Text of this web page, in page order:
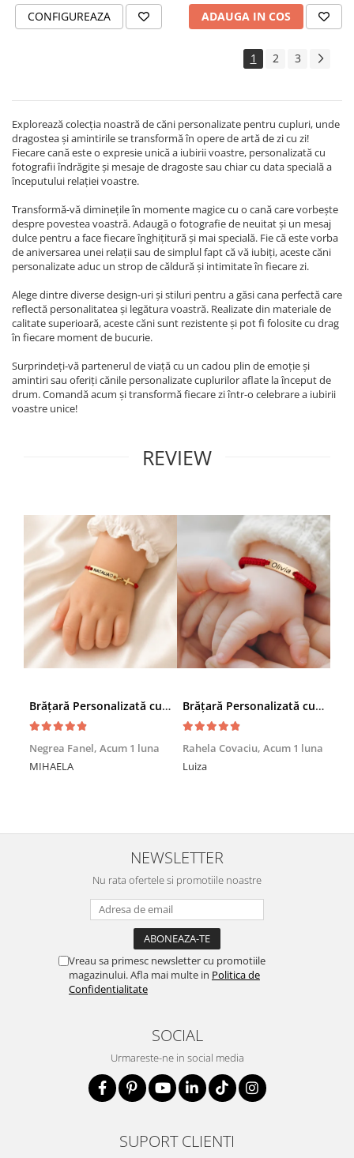
CONFIGUREAZA ADAUGA IN COS
1 2 3
Explorează colecția noastră de căni personalizate pentru cupluri, unde
dragostea și amintirile se transformă în opere de artă de zi cu zi!
Fiecare cană este o expresie unică a iubirii voastre, personalizată cu
fotografii îndrăgite și mesaje de dragoste sau chiar cu data specială a
începutului relației voastre.
Transformă-vă diminețile în momente magice cu o cană care vorbește
despre povestea voastră. Adaugă o fotografie de neuitat și un mesaj
dulce pentru a face fiecare înghițitură și mai specială. Fie că este vorba
de aniversarea unei relații sau de simplul fapt că vă iubiți, aceste căni
personalizate aduc un strop de căldură și intimitate în fiecare zi.
Alege dintre diverse design-uri și stiluri pentru a găsi cana perfectă care
reflectă personalitatea și legătura voastră. Realizate din materiale de
calitate superioară, aceste căni sunt rezistente și pot fi folosite cu drag
în fiecare moment de bucurie.
Surprindeți-vă partenerul de viață cu un cadou plin de emoție și
amintiri sau oferiți cănile personalizate cuplurilor aflate la început de
drum. Comandă acum și transformă fiecare zi într-o celebrare a iubirii
voastre unice!
REVIEW
Brățară Personalizată cu Nume și Cruciuță – Inox Aur IP
Negrea Fanel, Acum 1 luna
MIHAELA
Brățară Personalizată cu Nume, Inox Auriu Waterproof, pentru copii
Rahela Covaciu, Acum 1 luna
Luiza
NEWSLETTER
Nu rata ofertele si promotiile noastre
Vreau sa primesc newsletter cu promotiile
magazinului. Afla mai multe in Politica de
Confidentialitate
SOCIAL
Urmareste-ne in social media
SUPORT CLIENTI